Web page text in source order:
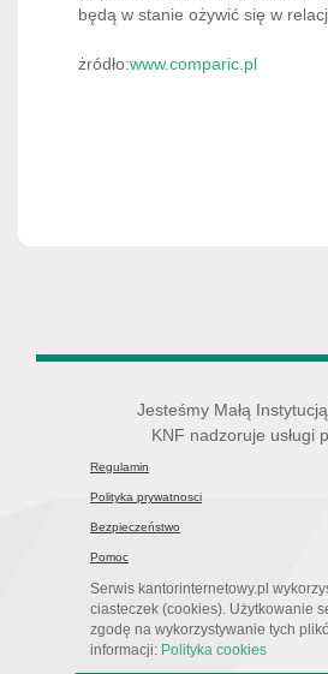
będą w stanie ożywić się w
żródło:www.comparic.pl
Jesteśmy Małą
KNF nadzoruje usługi
Regulamin
Polityka prywatnosci
Bezpieczeństwo
Pomoc
Serwis kantorinternetowy.pl
ciasteczek (cookies). Użytkowanie
zgodę na wykorzystywanie tych
informacji: Polityka cookies